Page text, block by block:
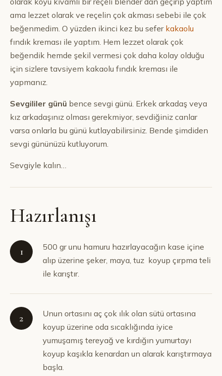
ama lezzet olarak ve reçelin çok akması sebebi ile çok
beğenmedim. O yüzden ikinci kez bu sefer kakaolu
fındık kreması ile yaptım. Hem lezzet olarak çok
beğendik hemde şekil vermesi çok daha kolay olduğu
için sizlere tavsiyem kakaolu fındık kreması ile
yapmanız.
Sevgililer günü bence sevgi günü. Erkek arkadaş veya
kız arkadaşınız olması gerekmiyor, sevdiğiniz canlar
varsa onlarla bu günü kutlayabilirsiniz. Bende şimdiden
sevgi gününüzü kutluyorum.
Sevgiyle kalın…
Hazırlanışı
1
500 gr unu hamuru hazırlayacağın kase içine
alıp üzerine şeker, maya, tuz koyup çırpma teli
ile karıştır.
2
Unun ortasını aç çok ılık olan sütü ortasına
koyup üzerine oda sıcaklığında iyice
yumuşamış tereyağ ve kırdığın yumurtayı
koyup kaşıkla kenardan un alarak karıştırmaya
başla.